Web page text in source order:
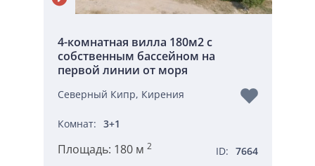
4-комнатная вилла 180м2 с
собственным бассейном на
первой линии от моря
Северный Кипр, Кирения
Комнат: 3+1
Площадь: 180 м 2 ID: 7664